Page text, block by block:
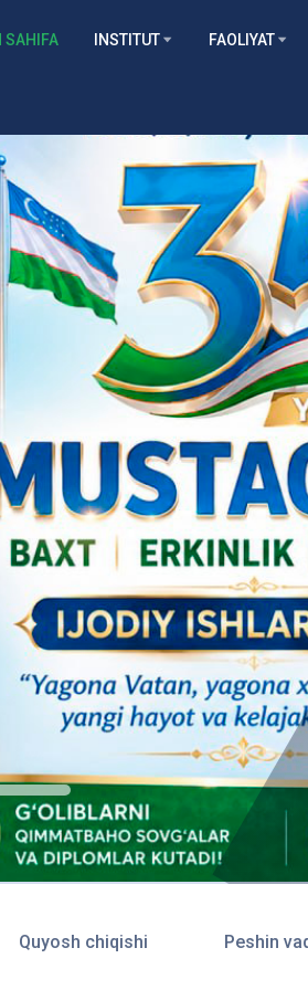
SAHIFA INSTITUT FAOLIYAT
Quyosh chiqishi Peshin